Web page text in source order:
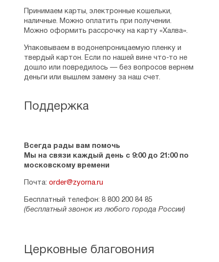
Поддержка
Всегда рады вам помочь
Мы на связи каждый день с 9:00 до 21:00 по
московскому времени
Почта: order@zyorna.ru
Бесплатный телефон: 8 800 200 84 85
(бесплатный звонок из любого города России)
Принимаем карты, электронные кошельки,
наличные. Можно оплатить при получении.
Можно оформить рассрочку на карту «Халва».
Упаковываем в водонепроницаемую пленку и
твердый картон. Если по нашей вине что-то не
дошло или повредилось — без вопросов вернем
деньги или вышлем замену за наш счет.
Церковные благовония